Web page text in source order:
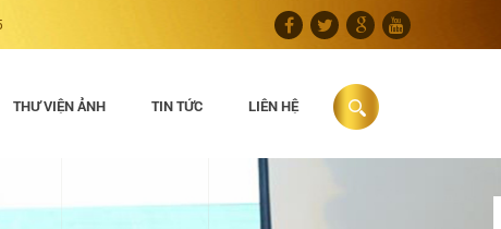
THƯ VIỆN ẢNH TIN TỨC LIÊN HỆ